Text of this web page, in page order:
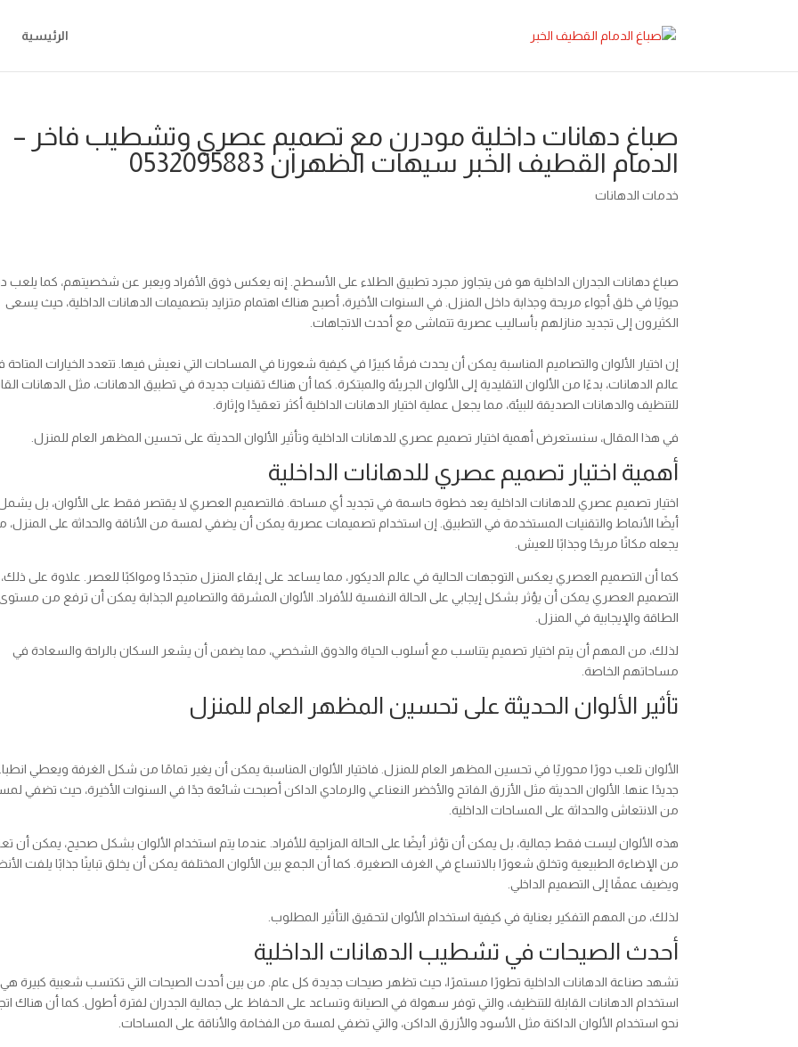
الرئيسية
صباغ دهانات داخلية مودرن مع تصميم عصري وتشطيب فاخر –
الدمام القطيف الخبر سيهات الظهران 0532095883
خدمات الدهانات
صباغ دهانات الجدران الداخلية هو فن يتجاوز مجرد تطبيق الطلاء على الأسطح. إنه يعكس ذوق الأفراد ويعبر عن شخصيتهم، كما يلعب
حيويًا في خلق أجواء مريحة وجذابة داخل المنزل. في السنوات الأخيرة، أصبح هناك اهتمام متزايد بتصميمات الدهانات الداخلية، حيث يسعى
الكثيرون إلى تجديد منازلهم بأساليب عصرية تتماشى مع أحدث الاتجاهات.
إن اختيار الألوان والتصاميم المناسبة يمكن أن يحدث فرقًا كبيرًا في كيفية شعورنا في المساحات التي نعيش فيها. تتعدد الخيارات المتاحة
عالم الدهانات، بدءًا من الألوان التقليدية إلى الألوان الجريئة والمبتكرة. كما أن هناك تقنيات جديدة في تطبيق الدهانات، مثل الدهانات
للتنظيف والدهانات الصديقة للبيئة، مما يجعل عملية اختيار الدهانات الداخلية أكثر تعقيدًا وإثارة.
في هذا المقال، سنستعرض أهمية اختيار تصميم عصري للدهانات الداخلية وتأثير الألوان الحديثة على تحسين المظهر العام للمنزل.
أهمية اختيار تصميم عصري للدهانات الداخلية
اختيار تصميم عصري للدهانات الداخلية يعد خطوة حاسمة في تجديد أي مساحة. فالتصميم العصري لا يقتصر فقط على الألوان، بل
أيضًا الأنماط والتقنيات المستخدمة في التطبيق. إن استخدام تصميمات عصرية يمكن أن يضفي لمسة من الأناقة والحداثة على المنزل،
يجعله مكانًا مريحًا وجذابًا للعيش.
كما أن التصميم العصري يعكس التوجهات الحالية في عالم الديكور، مما يساعد على إبقاء المنزل متجددًا ومواكبًا للعصر. علاوة على
التصميم العصري يمكن أن يؤثر بشكل إيجابي على الحالة النفسية للأفراد. الألوان المشرقة والتصاميم الجذابة يمكن أن ترفع من
الطاقة والإيجابية في المنزل.
لذلك، من المهم أن يتم اختيار تصميم يتناسب مع أسلوب الحياة والذوق الشخصي، مما يضمن أن يشعر السكان بالراحة والسعادة في
مساحاتهم الخاصة.
تأثير الألوان الحديثة على تحسين المظهر العام للمنزل
الألوان تلعب دورًا محوريًا في تحسين المظهر العام للمنزل. فاختيار الألوان المناسبة يمكن أن يغير تمامًا من شكل الغرفة ويعطي
جديدًا عنها. الألوان الحديثة مثل الأزرق الفاتح والأخضر النعناعي والرمادي الداكن أصبحت شائعة جدًا في السنوات الأخيرة، حيث تضفي
من الانتعاش والحداثة على المساحات الداخلية.
هذه الألوان ليست فقط جمالية، بل يمكن أن تؤثر أيضًا على الحالة المزاجية للأفراد. عندما يتم استخدام الألوان بشكل صحيح، يمكن أن
من الإضاءة الطبيعية وتخلق شعورًا بالاتساع في الغرف الصغيرة. كما أن الجمع بين الألوان المختلفة يمكن أن يخلق تباينًا جذابًا يلفت
ويضيف عمقًا إلى التصميم الداخلي.
لذلك، من المهم التفكير بعناية في كيفية استخدام الألوان لتحقيق التأثير المطلوب.
أحدث الصيحات في تشطيب الدهانات الداخلية
تشهد صناعة الدهانات الداخلية تطورًا مستمرًا، حيث تظهر صيحات جديدة كل عام. من بين أحدث الصيحات التي تكتسب شعبية كبيرة هي
استخدام الدهانات القابلة للتنظيف، والتي توفر سهولة في الصيانة وتساعد على الحفاظ على جمالية الجدران لفترة أطول. كما أن هناك
نحو استخدام الألوان الداكنة مثل الأسود والأزرق الداكن، والتي تضفي لمسة من الفخامة والأناقة على المساحات.